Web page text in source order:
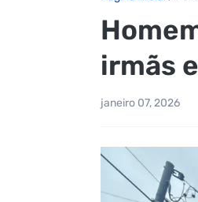
irmãs
janeiro 07, 2026